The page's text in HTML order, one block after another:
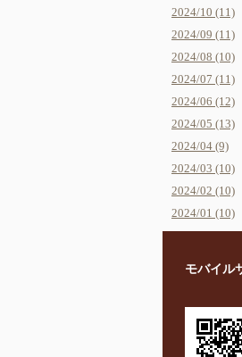
2024/10 (11)
2024/09 (11)
2024/08 (10)
2024/07 (11)
2024/06 (12)
2024/05 (13)
2024/04 (9)
2024/03 (10)
2024/02 (10)
2024/01 (10)
モバイル